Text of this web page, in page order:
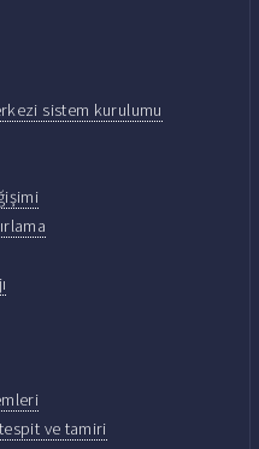
sistem kurulumu
ve tamiri